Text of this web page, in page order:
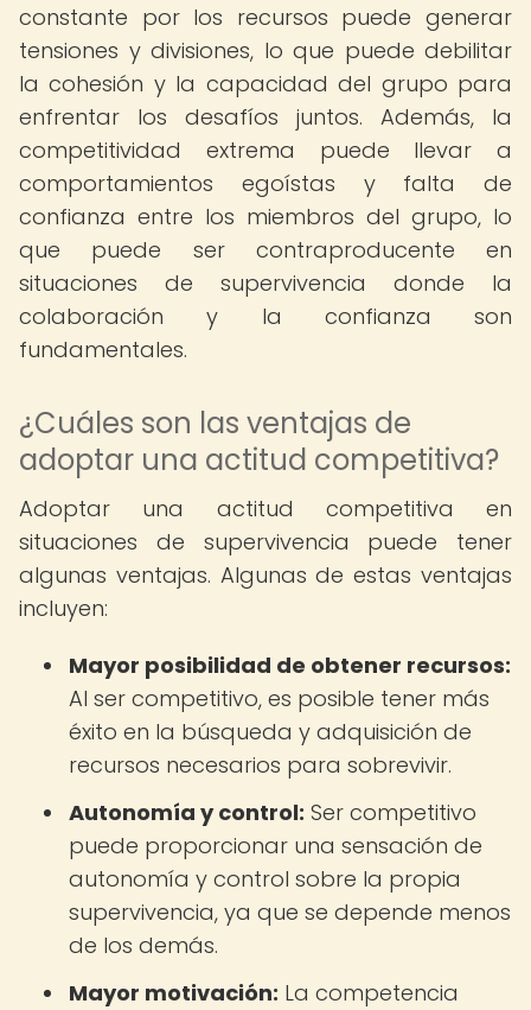
constante por los recursos puede generar
tensiones y divisiones, lo que puede debilitar
la cohesión y la capacidad del grupo para
enfrentar los desafíos juntos. Además, la
competitividad extrema puede llevar a
comportamientos egoístas y falta de
confianza entre los miembros del grupo, lo
que puede ser contraproducente en
situaciones de supervivencia donde la
colaboración y la confianza son
fundamentales.
¿Cuáles son las ventajas de
adoptar una actitud competitiva?
Adoptar una actitud competitiva en
situaciones de supervivencia puede tener
algunas ventajas. Algunas de estas ventajas
incluyen:
Mayor posibilidad de obtener recursos:
Al ser competitivo, es posible tener más
éxito en la búsqueda y adquisición de
recursos necesarios para sobrevivir.
Autonomía y control: Ser competitivo
puede proporcionar una sensación de
autonomía y control sobre la propia
supervivencia, ya que se depende menos
de los demás.
Mayor motivación: La competencia